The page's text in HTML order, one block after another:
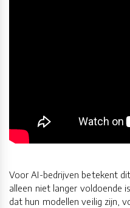
Voor AI-bedrijven betekent
alleen niet langer voldoende
dat hun modellen veilig zijn,